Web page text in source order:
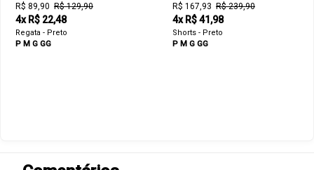
R$ 89,90 R$ 129,90
4x R$ 22,48
Regata - Preto
P M G GG
R$ 167,93 R$ 239,90
4x R$ 41,98
Shorts - Preto
P M G GG